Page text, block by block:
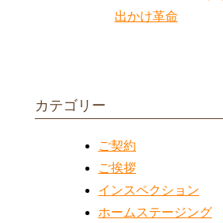
出かけ革命
カテゴリー
ご契約
ご挨拶
インスペクション
ホームステージング